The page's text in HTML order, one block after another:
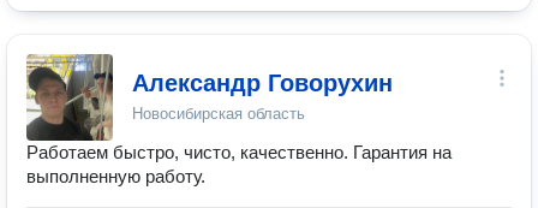
Александр Говорухин
Новосибирская область
Работаем быстро, чисто, качественно. Гарантия на
выполненную работу.